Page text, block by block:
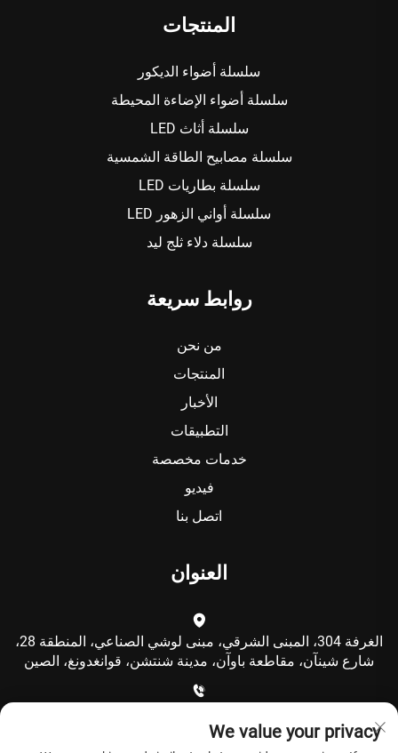
المنتجات
سلسلة أضواء الديكور
سلسلة أضواء الإضاءة المحيطة
سلسلة أثاث LED
سلسلة مصابيح الطاقة الشمسية
سلسلة بطاريات LED
سلسلة أواني الزهور LED
سلسلة دلاء ثلج ليد
روابط سريعة
من نحن
المنتجات
الأخبار
التطبيقات
خدمات مخصصة
فيديو
اتصل بنا
العنوان
الغرفة 304، المبنى الشرقي، مبنى لوشي الصناعي، المنطقة 28،
شارع شينآن، مقاطعة باوآن، مدينة شنتشن، قوانغدونغ، الصين
We value your privacy